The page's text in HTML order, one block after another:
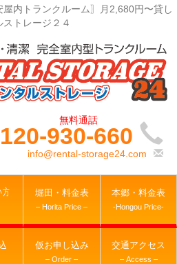
内トランクルーム〗月2,680円〜貸し
トレージ２４
930-660
info@rental-storage24.com
方 堀田・料金表
– Horita Price –
本郷・料金表
-Hongou Price-
仮お申し込み
– Order –
交通アクセス
– Access –